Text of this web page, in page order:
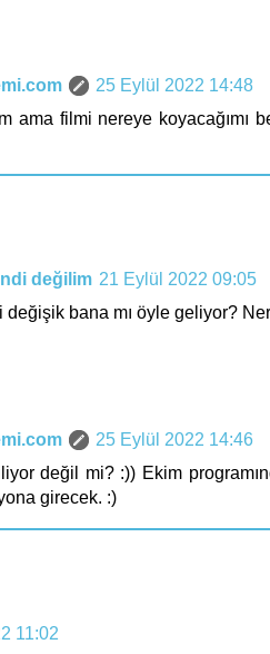
25 Eylül 2022 14:48
ama filmi nereye koyacağımı
değilim 21 Eylül 2022 09:05
değişik bana mı öyle geliyor?
25 Eylül 2022 14:46
değil mi? :)) Ekim
girecek. :)
11:02